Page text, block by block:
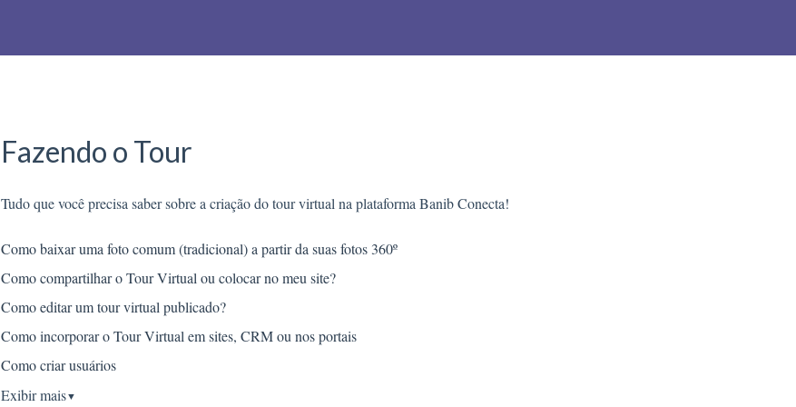
Fazendo o Tour
Tudo que você precisa saber sobre a criação do tour virtual na plataforma Banib Conecta!
Como baixar uma foto comum (tradicional) a partir da suas fotos 360º
Como compartilhar o Tour Virtual ou colocar no meu site?
Como editar um tour virtual publicado?
Como incorporar o Tour Virtual em sites, CRM ou nos portais
Como criar usuários
Exibir mais▼